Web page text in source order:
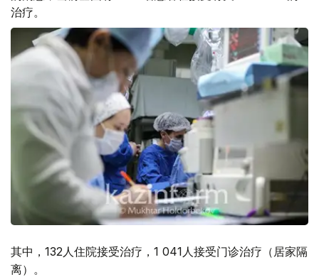
治疗。
其中，132人住院接受治疗，1 041人接受门诊治疗（居家隔
离）。